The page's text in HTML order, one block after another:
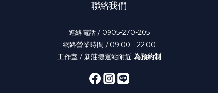
聯絡我們
連絡電話 / 0905-270-205
網路營業時間 / 09:00 - 22:00
工作室 / 新莊捷運站附近 為預約制